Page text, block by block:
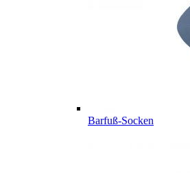
Barfuß-Socken